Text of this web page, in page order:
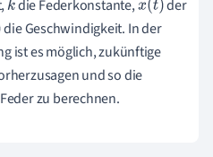
kdie Federkonstante,x(t) der
die Geschwindigkeit. In der
ist es möglich, zukünftige
und so die
zu berechnen.